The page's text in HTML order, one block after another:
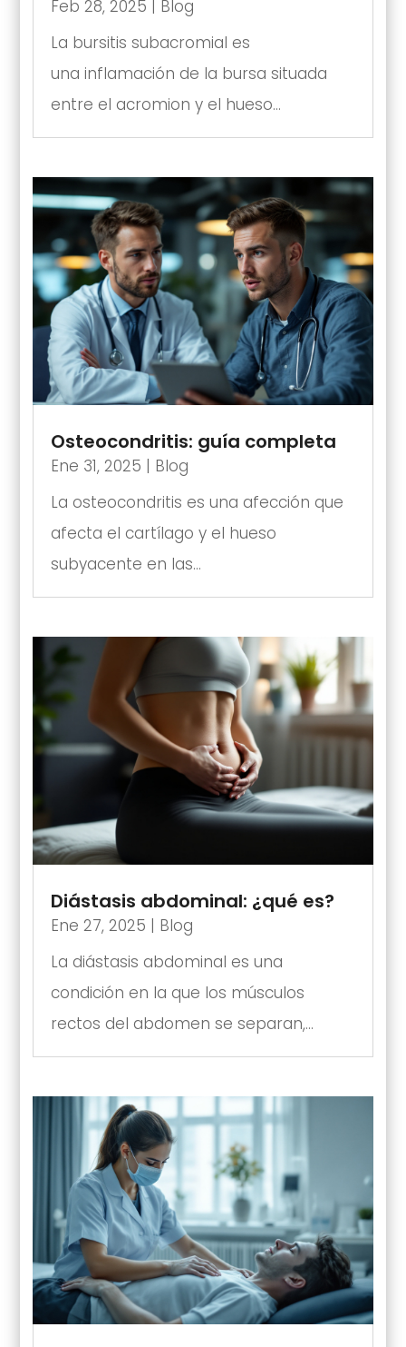
Feb 28, 2025
Blog
La bursitis subacromial es
una inflamación de la bursa situada
entre el acromion y el hueso...
Osteocondritis: guía completa
Ene 31, 2025 | Blog
La osteocondritis es una afección que
afecta el cartílago y el hueso
subyacente en las...
Diástasis abdominal: ¿qué es?
Ene 27, 2025 | Blog
La diástasis abdominal es una
condición en la que los músculos
rectos del abdomen se separan,...